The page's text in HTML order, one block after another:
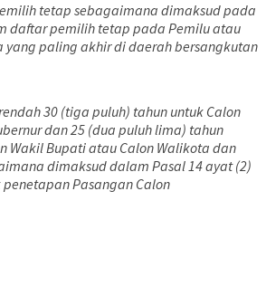
tetap sebagaimana dimaksud pada
daftar pemilih tetap pada Pemilu atau
yang paling akhir di daerah bersangkutan
30 (tiga puluh) tahun untuk Calon
dan 25 (dua puluh lima) tahun
Wakil Bupati atau Calon Walikota dan
dimaksud dalam Pasal 14 ayat (2)
Pasangan Calon